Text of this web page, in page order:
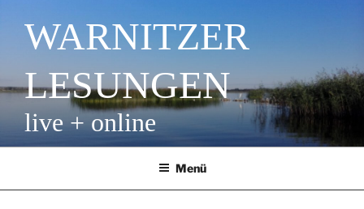
Inhalt
springenWARNITZER
LESUNGEN
live + online
Menü